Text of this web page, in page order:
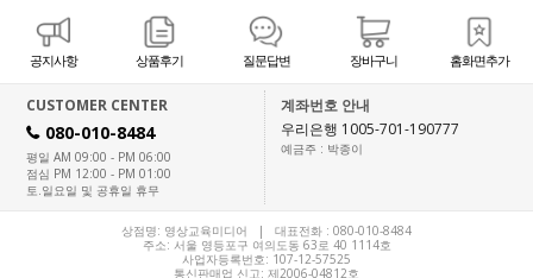
공지사항 상품후기 질문답변 장바구니 홈화면추가
CUSTOMER CENTER
H 080-010-8484
평일 AM 09:00 - PM 06:00
점심 PM 12:00 - PM 01:00
토.일요일 및 공휴일 휴무
계좌번호 안내
우리은행 1005-701-190777
예금주 : 박종이
상점명: 영상교육미디어 | 대표전화 : 080-010-8484
주소: 서울 영등포구 여의도동 63로 40 1114호
사업자등록번호: 107-12-57525
통신판매업 신고: 제2006-04812호